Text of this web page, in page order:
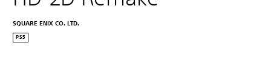
SQUARE ENIX CO. LTD.
PS5